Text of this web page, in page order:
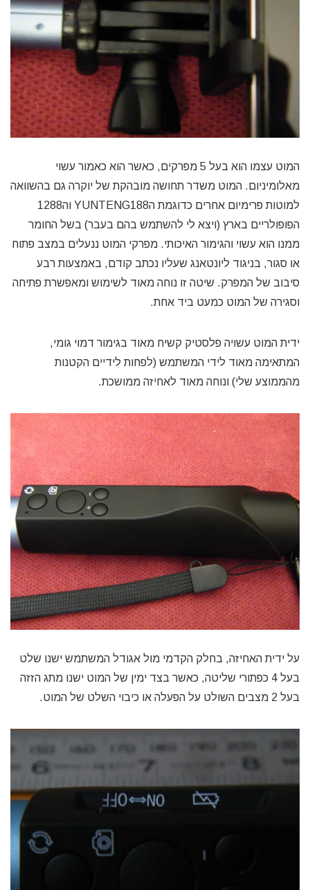
המוט עצמו הוא בעל 5 מפרקים, כאשר הוא כאמור עשוי
מאלומיניום. המוט משדר תחושה מובהקת של יוקרה גם בהשוואה
למוטות פרימיום אחרים כדוגמת הYUNTENG188 וה1288
הפופולריים בארץ (ויצא לי להשתמש בהם בעבר) בשל החומר
ממנו הוא עשוי והגימור האיכותי. מפרקי המוט ננעלים במצב פתוח
או סגור, בניגוד ליונטאנג שעליו נכתב קודם, באמצעות רבע
סיבוב של המפרק. שיטה זו נוחה מאוד לשימוש ומאפשרת פתיחה
וסגירה של המוט כמעט ביד אחת.
ידית המוט עשויה פלסטיק קשיח מאוד בגימור דמוי גומי,
המתאימה מאוד לידי המשתמש (לפחות לידיים הקטנות
מהממוצע שלי) ונוחה מאוד לאחיזה ממושכת.
על ידית האחיזה, בחלק הקדמי מול אגודל המשתמש ישנו שלט
בעל 4 כפתורי שליטה, כאשר בצד ימין של המוט ישנו מתג הזזה
בעל 2 מצבים השולט על הפעלה או כיבוי השלט של המוט.